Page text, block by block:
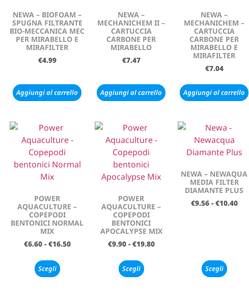
NEWA – BIOFOAM –
SPUGNA FILTRANTE
BIO-MECCANICA MEC
PER MIRABELLO E
MIRAFILTER
€4.99
Aggiungi al carrello
NEWA –
MECHANICHEM II –
CARTUCCIA
CARBONE PER
MIRABELLO
€7.47
Aggiungi al carrello
NEWA –
MECHANICHEM –
CARTUCCIA
CARBONE PER
MIRABELLO E
MIRAFILTER
€7.04
Aggiungi al carrello
POWER
AQUACULTURE –
COPEPODI
BENTONICI NORMAL
MIX
€6.60 - €16.50
Scegli
POWER
AQUACULTURE –
COPEPODI
BENTONICI
APOCALYPSE MIX
€9.90 - €19.80
Scegli
NEWA – NEWAQUA
MEDIA FILTER
DIAMANTE PLUS
€9.56 - €10.40
Scegli